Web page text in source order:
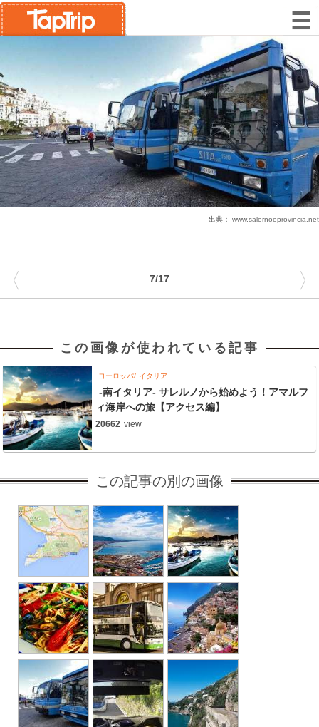
出典： www.salernoeprovincia.net
7/17
〈 〉
この画像が使われている記事
ヨーロッパ イタリア
-南イタリア- サレルノから始めよう！アマルフ
ィ海岸への旅【アクセス編】
20662 view
この記事の別の画像